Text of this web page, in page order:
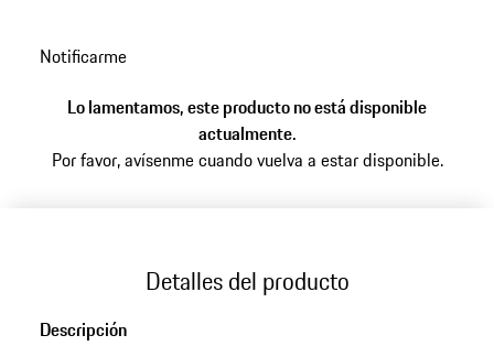
Notificarme
Lo lamentamos, este producto no está disponible
actualmente.
Por favor, avísenme cuando vuelva a estar disponible.
Detalles del producto
Descripción